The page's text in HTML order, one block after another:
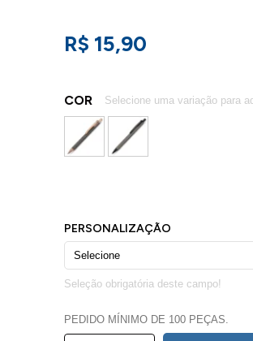
R$ 15,90
COR
PEDIDO MÍNIMO DE 100 PEÇAS.